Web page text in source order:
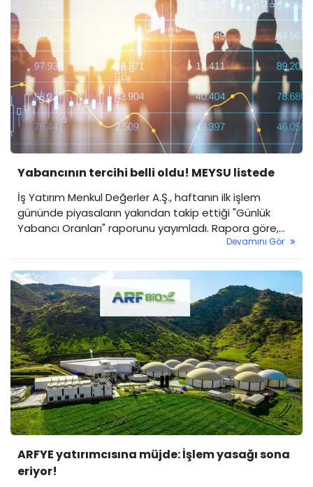
Yabancının tercihi belli oldu! MEYSU listede
İş Yatırım Menkul Değerler A.Ş., haftanın ilk işlem
gününde piyasaların yakından takip ettiği "Günlük
Yabancı Oranları" raporunu yayımladı. Rapora göre,
Borsa İstanbul’un toplam yabancı payı günlük bazda
-0.06 puanlık bir düşüşle yüzde 36,65 seviyesine
gerilerken, hisse bazlı hareketlerde keskin değişimler
gözlendi.
Devamını Gör
ARFYE yatırımcısına müjde: İşlem yasağı sona
eriyor!